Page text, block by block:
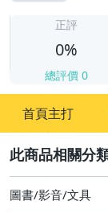
正評
0%
總評價 0
首頁主打
圖書/影音/文具
圖書/影音/文具